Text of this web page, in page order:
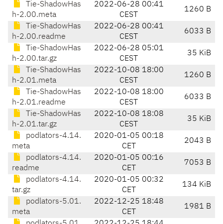
Tie-ShadowHas
h-2.00.meta
2022-06-28 00:41
CEST
1260 B
Tie-ShadowHas
h-2.00.readme
2022-06-28 00:41
CEST
6033 B
Tie-ShadowHas
h-2.00.tar.gz
2022-06-28 05:01
CEST
35 KiB
Tie-ShadowHas
h-2.01.meta
2022-10-08 18:00
CEST
1260 B
Tie-ShadowHas
h-2.01.readme
2022-10-08 18:00
CEST
6033 B
Tie-ShadowHas
h-2.01.tar.gz
2022-10-08 18:08
CEST
35 KiB
podlators-4.14.
meta
2020-01-05 00:18
CET
2043 B
podlators-4.14.
readme
2020-01-05 00:16
CET
7053 B
podlators-4.14.
tar.gz
2020-01-05 00:32
CET
134 KiB
podlators-5.01.
meta
2022-12-25 18:48
CET
1981 B